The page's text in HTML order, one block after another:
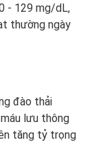
- 129 mg/dL,
thường ngày
đào thải
lưu thông
tăng tỷ trọng